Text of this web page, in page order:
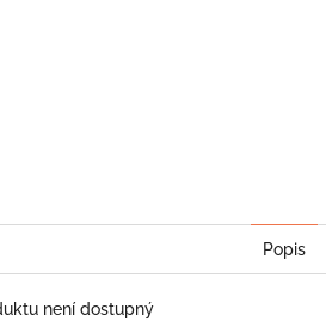
Popis
není dostupný